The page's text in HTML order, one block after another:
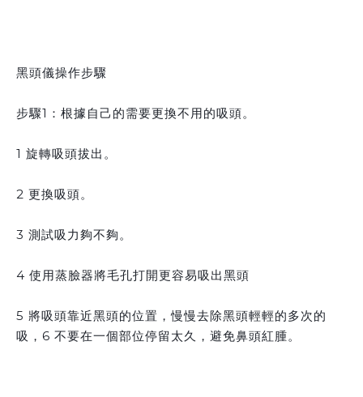
黑頭儀操作步驟
步驟1：根據自己的需要更換不用的吸頭。
1 旋轉吸頭拔出。
2 更換吸頭。
3 測試吸力夠不夠。
4 使用蒸臉器將毛孔打開更容易吸出黑頭
5 將吸頭靠近黑頭的位置，慢慢去除黑頭輕輕的多次的
吸，6 不要在一個部位停留太久，避免鼻頭紅腫。